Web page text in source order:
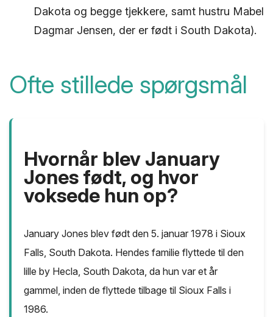
Dakota og begge tjekkere, samt hustru Mabel
Dagmar Jensen, der er født i South Dakota).
Ofte stillede spørgsmål
Hvornår blev January
Jones født, og hvor
voksede hun op?
January Jones blev født den 5. januar 1978 i Sioux
Falls, South Dakota. Hendes familie flyttede til den
lille by Hecla, South Dakota, da hun var et år
gammel, inden de flyttede tilbage til Sioux Falls i
1986.